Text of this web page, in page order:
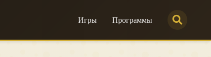
Игры Программы